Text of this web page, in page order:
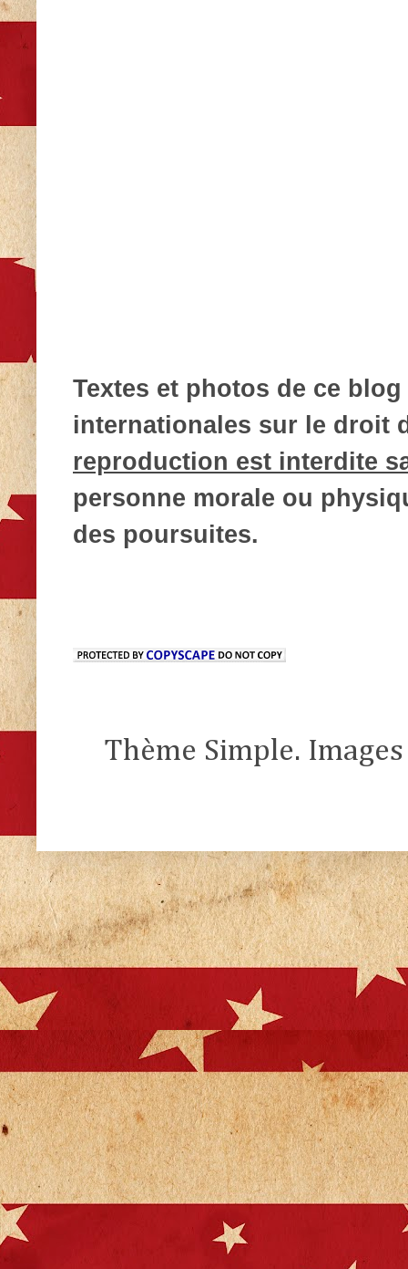
Textes et photos de ce
internationales sur le droit
reproduction est interdite
personne morale ou
des poursuites.
Thème Simple.